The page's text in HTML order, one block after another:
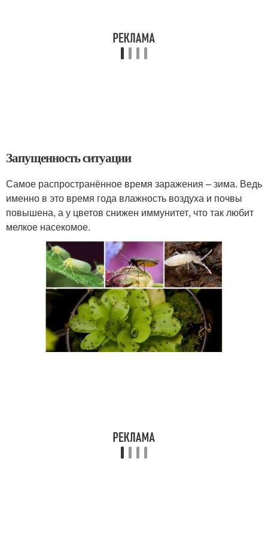
Запущенность ситуации
Самое распространённое время заражения – зима. Ведь
именно в это время года влажность воздуха и почвы
повышена, а у цветов снижен иммунитет, что так любит
мелкое насекомое.